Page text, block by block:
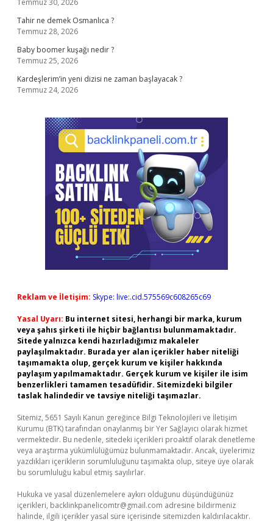
Temmuz 30, 2026
Tahir ne demek Osmanlıca ?
Temmuz 28, 2026
Baby boomer kuşağı nedir ?
Temmuz 25, 2026
Kardeşlerim’in yeni dizisi ne zaman başlayacak ?
Temmuz 24, 2026
Reklam ve İletişim: Skype: live:.cid.575569c608265c69
Yasal Uyarı: Bu internet sitesi, herhangi bir marka, kurum
veya şahıs şirketi ile hiçbir bağlantısı bulunmamaktadır.
Sitede yalnızca kendi hazırladığımız makaleler
paylaşılmaktadır. Burada yer alan içerikler haber niteliği
taşımamakta olup, gerçek kurum ve kişiler hakkında
paylaşım yapılmamaktadır. Gerçek kurum ve kişiler ile isim
benzerlikleri tamamen tesadüfidir. Sitemizdeki bilgiler
taslak halindedir ve tavsiye niteliği taşımazlar.
Sitemiz, 5651 Sayılı Kanun gereğince Bilgi Teknolojileri ve İletişim
Kurumu (BTK) tarafından onaylanmış bir Yer Sağlayıcı olarak hizmet
vermektedir. Bu nedenle, sitedeki içerikleri proaktif olarak denetleme
veya araştırma yükümlülüğümüz bulunmamaktadır. Ancak, üyelerimiz
yazdıkları içeriklerin sorumluluğunu taşımakta olup, siteye üye olarak
bu sorumluluğu kabul etmiş sayılırlar.
Hukuka ve yasal düzenlemelere aykırı olduğunu düşündüğünüz
içerikleri, backlinkpanelicomtr@gmail.com adresine bildirmeniz
halinde, ilgili içerikler yasal süre içerisinde sitemizden kaldırılacaktır.